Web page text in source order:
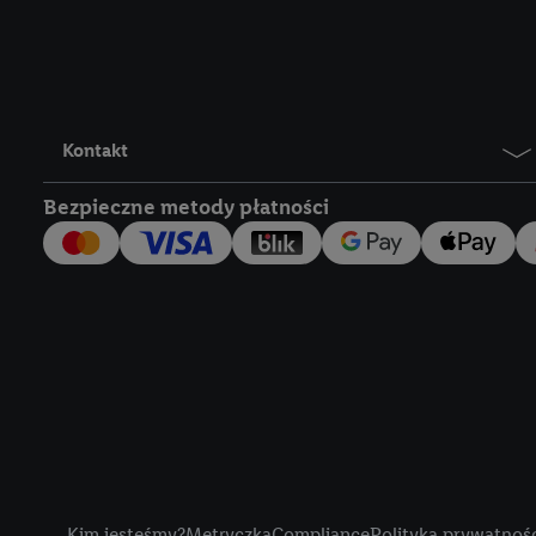
Kontakt
Bezpieczne metody płatności
Lidl Plus, możemy
wymienionych
następnie
użytkownika w
my i jeden z innych
Użytkownik upoważnia
usługach Lidl. Utiq
tak, Utiq udostępni
numeru
wykorzystany do
szczególności
obsługiwanych przez
korzystanie z
lub